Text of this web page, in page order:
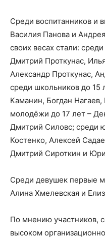
Среди воспитанников и
Василия Панова и
своих весах стали:
Дмитрий Проткунас,
Александр Проткунас,
среди школьников до 15
Каманин, Богдан
молодёжи до 17 лет –
Дмитрий Силовс; среди
Костенко, Алексей
Дмитрий Сироткин и
Среди девушек первые
Алина Хмелевская и
По мнению участников,
высоком